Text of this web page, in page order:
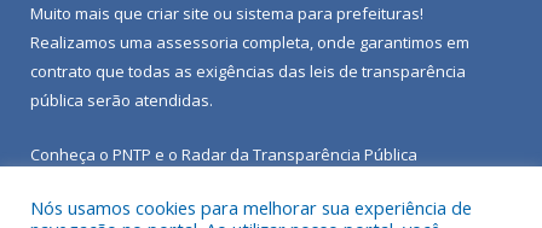
Muito mais que criar site ou sistema para prefeituras!
Realizamos uma assessoria completa, onde garantimos em
contrato que todas as exigências das leis de transparência
pública serão atendidas.
Conheça o PNTP e o Radar da Transparência Pública
Nós usamos cookies para melhorar sua experiência de